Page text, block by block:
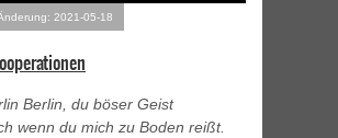
2021-05-18
Berlin, du böser Geist
wenn du mich zu Boden reißt.